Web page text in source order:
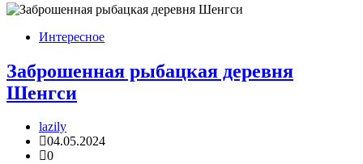
Интересное
Заброшенная рыбацкая деревня
Шенгси
lazily
04.05.2024
0